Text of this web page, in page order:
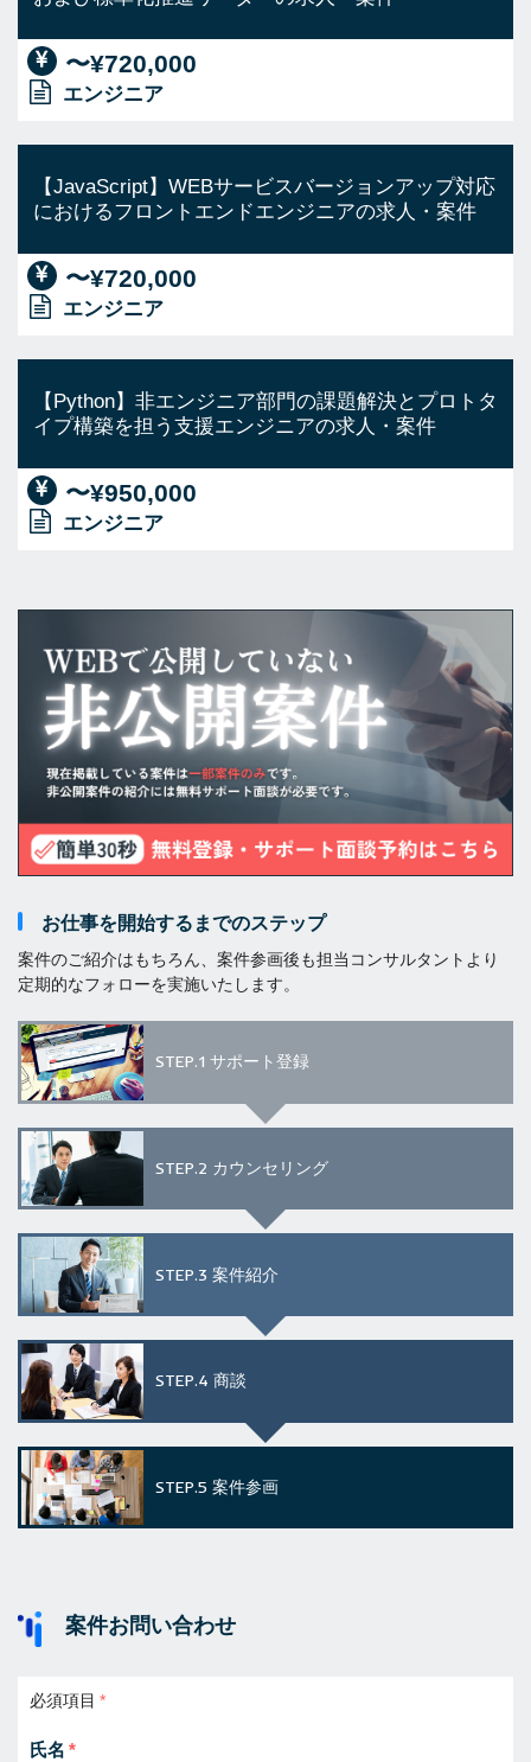
〜¥720,000
エンジニア
【JavaScript】WEBサービスバージョンアップ対応
におけるフロントエンドエンジニアの求人・案件
〜¥720,000
エンジニア
【Python】非エンジニア部門の課題解決とプロトタ
イプ構築を担う支援エンジニアの求人・案件
〜¥950,000
エンジニア
お仕事を開始するまでのステップ
案件のご紹介はもちろん、案件参画後も担当コンサルタントより
定期的なフォローを実施いたします。
STEP.1 サポート登録
STEP.2 カウンセリング
STEP.3 案件紹介
STEP.4 商談
STEP.5 案件参画
案件お問い合わせ
必須項目
氏名